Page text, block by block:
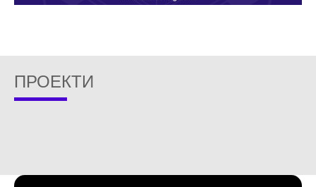
ПРОЕКТИ